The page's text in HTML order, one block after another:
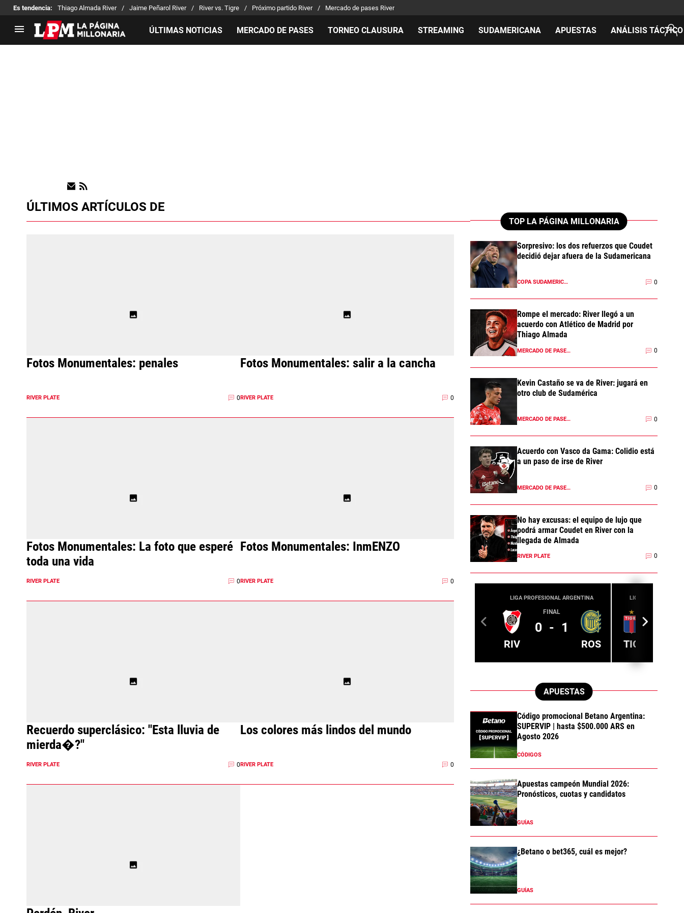
Es tendencia: Thiago Almada River Jaime Peñarol River River vs. Tigre Próximo partido River Mercado de pases River
ÚLTIMAS NOTICIAS MERCADO DE PASES TORNEO CLAUSURA STREAMING SUDAMERICANA APUESTAS ANÁLISIS TÁCTICO
ÚLTIMOS ARTÍCULOS DE
Fotos Monumentales: penales
RIVER PLATE 0
Fotos Monumentales: salir a la cancha
RIVER PLATE 0
Fotos Monumentales: La foto que esperé
toda una vida
RIVER PLATE 0
Fotos Monumentales: InmENZO
RIVER PLATE 0
Recuerdo superclásico: "Esta lluvia de
mierda�?"
RIVER PLATE 0
Los colores más lindos del mundo
RIVER PLATE 0
TOP LA PÁGINA MILLONARIA
Sorpresivo: los dos refuerzos que Coudet
decidió dejar afuera de la Sudamericana
COPA SUDAMERICANA 2026 0
Rompe el mercado: River llegó a un
acuerdo con Atlético de Madrid por
Thiago Almada
MERCADO DE PASES 2026 0
Kevin Castaño se va de River: jugará en
otro club de Sudamérica
MERCADO DE PASES 2026 0
Acuerdo con Vasco da Gama: Colidio está
a un paso de irse de River
MERCADO DE PASES 2026 0
No hay excusas: el equipo de lujo que
podrá armar Coudet en River con la
llegada de Almada
RIVER PLATE 0
LIGA PROFESIONAL ARGENTINA
RIV
FINAL
0 - 1
ROS
LIGA PROFESIONAL
TIG
APUESTAS
Código promocional Betano Argentina:
SUPERVIP | hasta $500.000 ARS en
Agosto 2026
CÓDIGOS
Apuestas campeón Mundial 2026:
Pronósticos, cuotas y candidatos
GUÍAS
¿Betano o bet365, cuál es mejor?
GUÍAS